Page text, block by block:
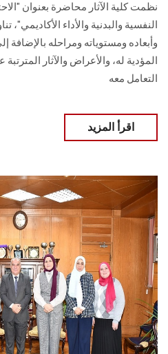
نظمت كلية الآثار ‏محاضرة بعنوان
النفسية والبدنية والأداء
وأبعاده ومستوياته ومراحله بالإضافة
المؤدية له، والأعراض والآثار
‏التعامل معه‎
اقرأ المزيد